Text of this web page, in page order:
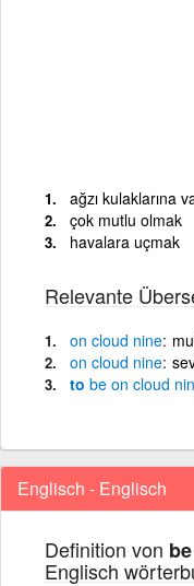
ağzı kulaklarına
çok mutlu olmak
havalara uçmak
Relevante
on cloud nine
on cloud nine
to be on cloud
Englisch - Englisch
Definition von
Englisch